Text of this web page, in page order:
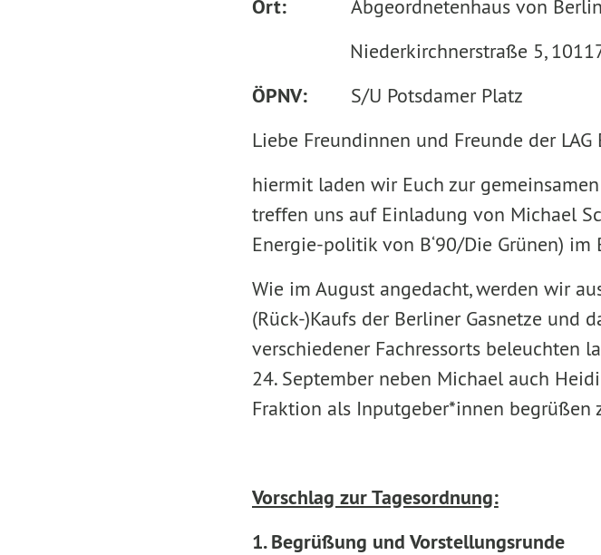
Ort:Abgeordnetenhaus von Berlin,
Niederkirchnerstraße 5, 10117
ÖPNV: S/U Potsdamer Platz
Liebe Freundinnen und Freunde der
hiermit laden wir Euch zur
treffen uns auf Einladung von Michael
Energie-politik von B‘90/Die Grünen) im
Wie im August angedacht, werden wir
(Rück-)Kaufs der Berliner Gasnetze und
verschiedener Fachressorts beleuchten
24. September neben Michael auch
Fraktion als Inputgeber*innen begrüßen
Vorschlag zur Tagesordnung:
1. Begrüßung und Vorstellungsrunde